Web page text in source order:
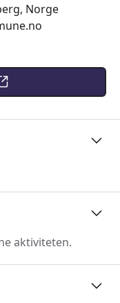
Norge
aktiviteten.